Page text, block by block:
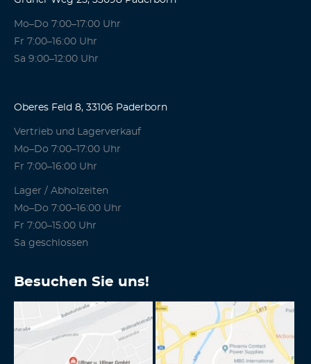
Mo–Do 7:00–17:00 Uhr
Fr 7:00–16:00 Uhr
Sa 9:00–12:00 Uhr
Oberes Feld 8, 33106 Paderborn
Vertrieb und Lagerverkauf
Mo–Do 7:00–17:00 Uhr
Fr 7:00–16:00 Uhr
Lager / Abholzeiten
Mo–Do 7:00–16:00 Uhr
Fr 7:00–15:00 Uhr
Sa geschlossen
Besuchen Sie uns!